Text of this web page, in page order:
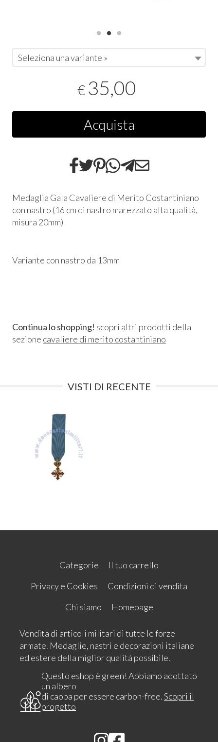
Seleziona una variante »
€ 35,00
Acquista
Medaglia Gala Cavaliere di Merito Costantiniano
con nastro (16 cm di nastro marezzato alta qualità,
misura 20mm)
Variante con nastro da 13mm
Continua lo shopping! scopri altri prodotti della
sezione cavaliere di merito costantiniano
VISTI DI RECENTE
Categorie
Il tuo carrello
Privacy e Cookies
Condizioni di vendita
Chi siamo
Homepage
Vendita di articoli militari di tutte le forze
armate. Medaglie, nastri e decorazioni italiane
ed estere della miglior qualità possibile.
Questo eshop è green! Abbiamo adottato
un albero
di caoba per essere carbon-free.Scopri il
progetto